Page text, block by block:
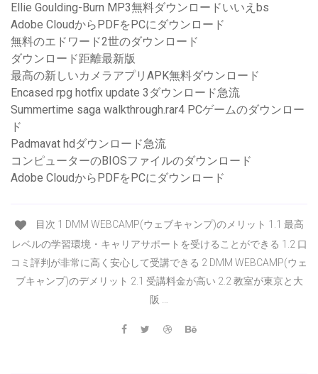
Ellie Goulding-Burn MP3無料ダウンロードいいえbs
Adobe CloudからPDFをPCにダウンロード
無料のエドワード2世のダウンロード
ダウンロード距離最新版
最高の新しいカメラアプリAPK無料ダウンロード
Encased rpg hotfix update 3ダウンロード急流
Summertime saga walkthrough.rar4 PCゲームのダウンロー
ド
Padmavat hdダウンロード急流
コンピューターのBIOSファイルのダウンロード
Adobe CloudからPDFをPCにダウンロード
目次 1 DMM WEBCAMP(ウェブキャンプ)のメリット 1.1 最高
レベルの学習環境・キャリアサポートを受けることができる 1.2 口
コミ評判が非常に高く安心して受講できる 2 DMM WEBCAMP(ウェ
ブキャンプ)のデメリット 2.1 受講料金が高い 2.2 教室が東京と大
阪 …